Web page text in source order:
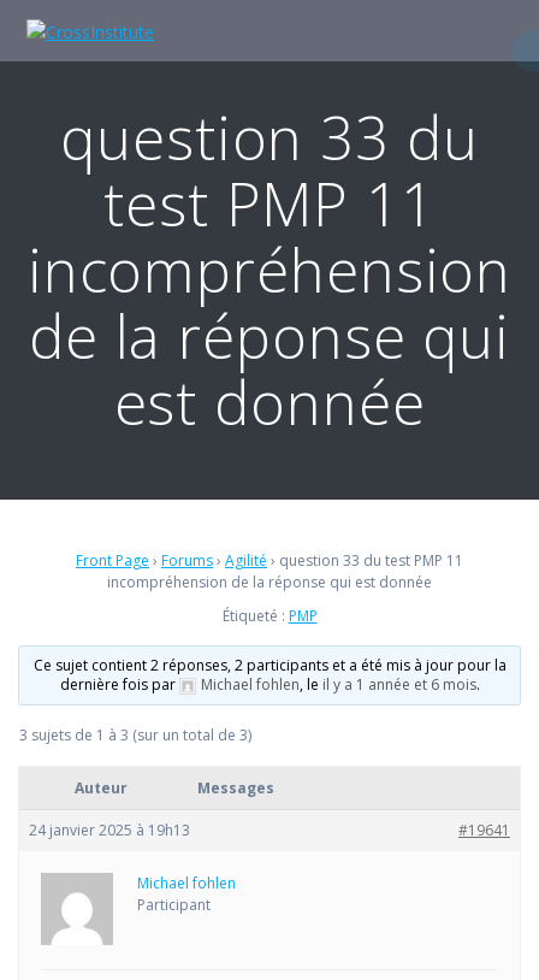
content
question 33 du
test PMP 11
incompréhension
de la réponse qui
est donnée
Front Page › Forums› Agilité › question 33 du test PMP 11
incompréhension de la réponse qui est donnée
Étiqueté : PMP
Ce sujet contient 2 réponses, 2 participants et a été mis à jour pour la
dernière fois par
Michael fohlen, le il y a 1 année et 6 mois.
3 sujets de 1 à 3 (sur un total de 3)
Auteur Messages
24 janvier 2025 à 19h13 #19641
Michael fohlen
Participant